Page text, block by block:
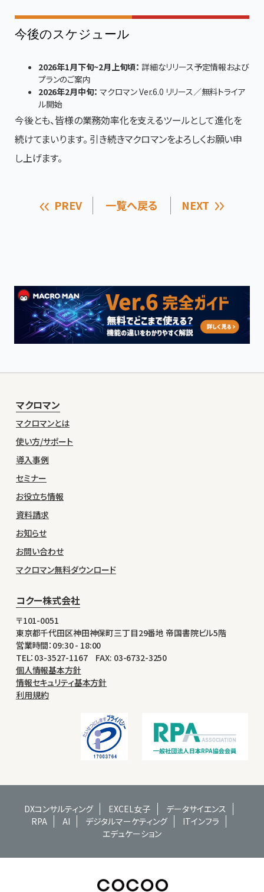
今後のスケジュール
2026年1月下旬~2月上旬頃： 詳細なリリース予定情報および
プランのご案内
2026年2月中旬： マクロマン Ver.6.0 リリース／無料トライア
ル開始
今後とも、皆様の業務効率化を支えるツールとして進化を
続けてまいります。 引き続きマクロマンをよろしくお願い申
し上げます。
PREV 一覧へ戻る NEXT
マクロマン
マクロマンとは
使い方/サポート
導入事例
セミナー
お役立ち情報
資料請求
お知らせ
お問い合わせ
マクロマン無料ダウンロード
コクー株式会社
〒101-0051
東京都千代田区神田神保町三丁目29番地 帝国書院ビル5階
営業時間：09:30 - 18:00
TEL：03-3527-1167 FAX: 03-6732-3250
個人情報基本方針
情報セキュリティ基本方針
利用規約
DXコンサルティング EXCEL女子
データサイエンス
RPA
AI デジタルマーケティング
ITインフラ
エデュケーション